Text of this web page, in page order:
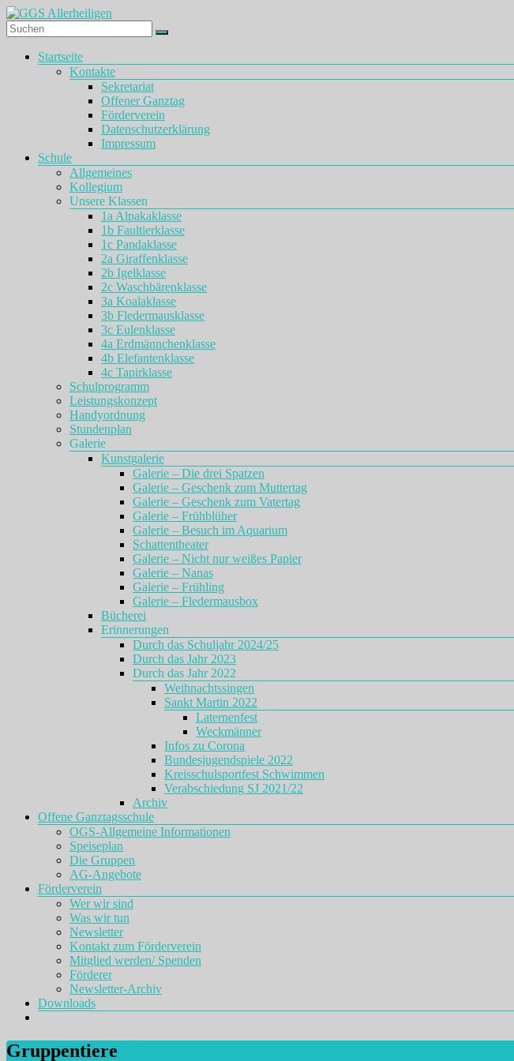
Zum
Inhalt
springen
GGS
Allerheiligen
Menü
Startseite
Kontakte
Sekretariat
Offener Ganztag
Förderverein
Datenschutzerklärung
Impressum
Schule
Allgemeines
Kollegium
Unsere Klassen
1a Alpakaklasse
1b Faultierklasse
1c Pandaklasse
2a Giraffenklasse
2b Igelklasse
2c Waschbärenklasse
3a Koalaklasse
3b Fledermausklasse
3c Eulenklasse
4a Erdmännchenklasse
4b Elefantenklasse
4c Tapirklasse
Schulprogramm
Leistungskonzept
Handyordnung
Stundenplan
Galerie
Kunstgalerie
Galerie – Die drei Spatzen
Galerie – Geschenk zum Muttertag
Galerie – Geschenk zum Vatertag
Galerie – Frühblüher
Galerie – Besuch im Aquarium
Schattentheater
Galerie – Nicht nur weißes Papier
Galerie – Nanas
Galerie – Frühling
Galerie – Fledermausbox
Bücherei
Erinnerungen
Durch das Schuljahr 2024/25
Durch das Jahr 2023
Durch das Jahr 2022
Weihnachtssingen
Sankt Martin 2022
Laternenfest
Weckmänner
Infos zu Corona
Bundesjugendspiele 2022
Kreisschulsportfest Schwimmen
Verabschiedung SJ 2021/22
Archiv
Offene Ganztagsschule
OGS-Allgemeine Informationen
Speiseplan
Die Gruppen
AG-Angebote
Förderverein
Wer wir sind
Was wir tun
Newsletter
Kontakt zum Förderverein
Mitglied werden/ Spenden
Förderer
Newsletter-Archiv
Downloads
Gruppentiere